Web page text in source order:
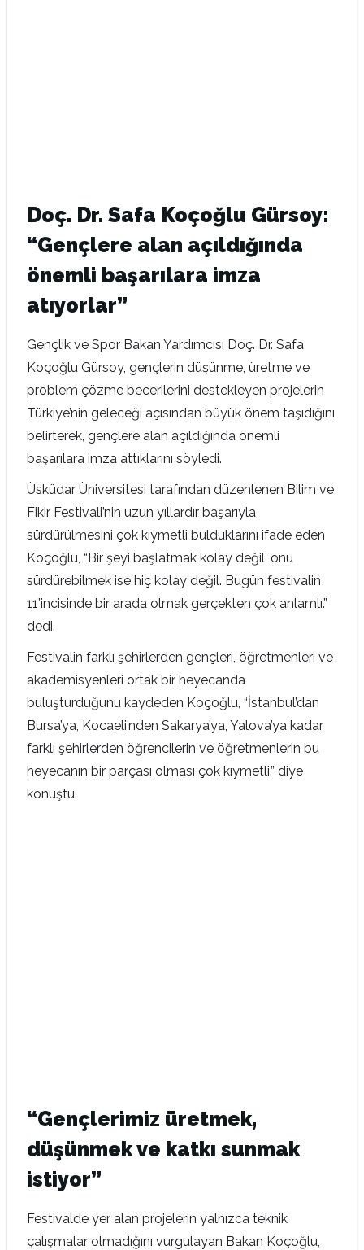
Doç. Dr. Safa Koçoğlu Gürsoy:
“Gençlere alan açıldığında
önemli başarılara imza
atıyorlar”
Gençlik ve Spor Bakan Yardımcısı Doç. Dr. Safa
Koçoğlu Gürsoy, gençlerin düşünme, üretme ve
problem çözme becerilerini destekleyen projelerin
Türkiye’nin geleceği açısından büyük önem taşıdığını
belirterek, gençlere alan açıldığında önemli
başarılara imza attıklarını söyledi.
Üsküdar Üniversitesi tarafından düzenlenen Bilim ve
Fikir Festivali’nin uzun yıllardır başarıyla
sürdürülmesini çok kıymetli bulduklarını ifade eden
Koçoğlu, “Bir şeyi başlatmak kolay değil, onu
sürdürebilmek ise hiç kolay değil. Bugün festivalin
11’incisinde bir arada olmak gerçekten çok anlamlı.”
dedi.
Festivalin farklı şehirlerden gençleri, öğretmenleri ve
akademisyenleri ortak bir heyecanda
buluşturduğunu kaydeden Koçoğlu, “İstanbul’dan
Bursa’ya, Kocaeli’nden Sakarya’ya, Yalova’ya kadar
farklı şehirlerden öğrencilerin ve öğretmenlerin bu
heyecanın bir parçası olması çok kıymetli.” diye
konuştu.
“Gençlerimiz üretmek,
düşünmek ve katkı sunmak
istiyor”
Festivalde yer alan projelerin yalnızca teknik
çalışmalar olmadığını vurgulayan Bakan Koçoğlu,